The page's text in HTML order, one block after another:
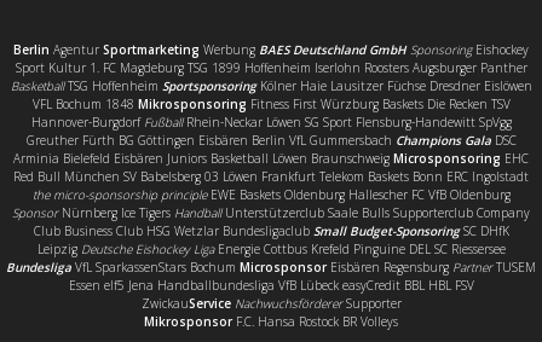
Berlin Agentur Sportmarketing Werbung BAES Deutschland GmbH SponsoringEishockey
Sport Kultur 1. FC Magdeburg TSG 1899 Hoffenheim Iserlohn Roosters Augsburger Panther
BasketballTSG Hoffenheim SportsponsoringKölner Haie Lausitzer Füchse Dresdner Eislöwen
VFL Bochum 1848 Mikrosponsoring Fitness First Würzburg Baskets Die Recken TSV
Hannover-Burgdorf FußballRhein-Neckar Löwen SG Sport Flensburg-Handewitt SpVgg
Greuther Fürth BG Göttingen Eisbären Berlin VfL Gummersbach Champions GalaDSC
Arminia Bielefeld Eisbären Juniors Basketball Löwen Braunschweig Microsponsoring EHC
Red Bull München SV Babelsberg 03 Löwen Frankfurt Telekom Baskets Bonn ERC Ingolstadt
the micro-sponsorship principleEWE Baskets Oldenburg Hallescher FC VfB Oldenburg
SponsorNürnberg Ice Tigers HandballUnterstützerclub Saale Bulls Supporterclub Company
Club Business Club HSG Wetzlar Bundesligaclub Small Budget-SponsoringSC DHfK
Leipzig Deutsche Eishockey LigaEnergie Cottbus Krefeld Pinguine DEL SC Riessersee
Bundesliga VfL SparkassenStars Bochum MicrosponsorEisbären Regensburg PartnerTUSEM
Essen elf5 Jena Handballbundesliga VfB Lübeck easyCredit BBL HBL FSV
ZwickauService NachwuchsfördererSupporter
MikrosponsorF.C. Hansa Rostock BR Volleys